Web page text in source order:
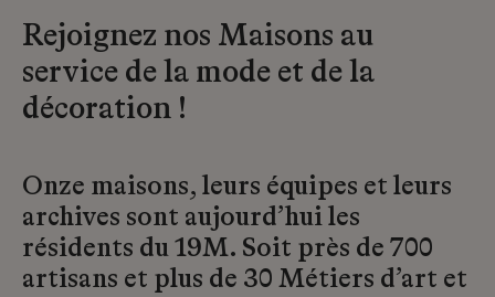
Rejoignez nos Maisons au
service de la mode et de la
décoration !
Onze maisons, leurs équipes et leurs
archives sont aujourd’hui les
résidents du 19M. Soit près de 700
artisans et plus de 30 Métiers d’art et